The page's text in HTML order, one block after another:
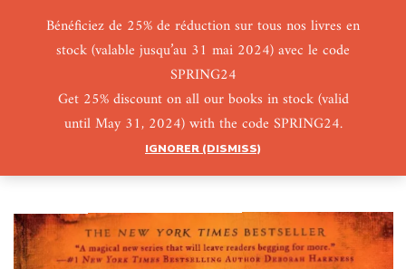
Bénéficiez de 25% de réduction sur tous nos livres en
stock (valable jusqu’au 31 mai 2024) avec le code
SPRING24
Get 25% discount on all our books in stock (valid
until May 31, 2024) with the code SPRING24.
IGNORER (DISMISS)
0 0